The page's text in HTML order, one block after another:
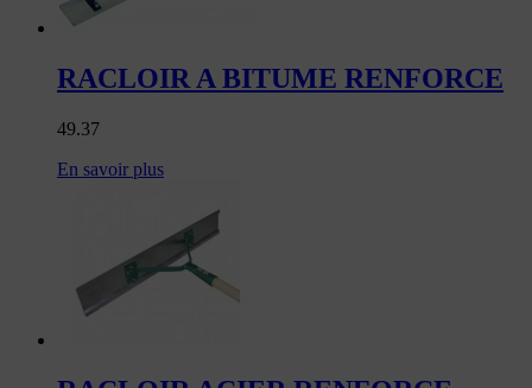
RACLOIR A BITUME RENFORCE
49.37
En savoir plus